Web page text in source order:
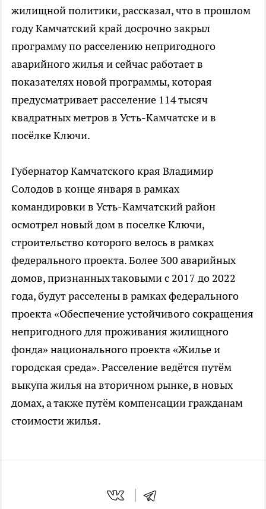
жилищной политики, рассказал, что в прошлом
году Камчатский край досрочно закрыл
программу по расселению непригодного
аварийного жилья и сейчас работает в
показателях новой программы, которая
предусматривает расселение 114 тысяч
квадратных метров в Усть-Камчатске и в
посёлке Ключи.
Губернатор Камчатского края Владимир
Солодов в конце января в рамках
командировки в Усть-Камчатский район
осмотрел новый дом в поселке Ключи,
строительство которого велось в рамках
федерального проекта. Более 300 аварийных
домов, признанных таковыми с 2017 до 2022
года, будут расселены в рамках федерального
проекта «Обеспечение устойчивого сокращения
непригодного для проживания жилищного
фонда» национального проекта «Жилье и
городская среда». Расселение ведётся путём
выкупа жилья на вторичном рынке, в новых
домах, а также путём компенсации гражданам
стоимости жилья.